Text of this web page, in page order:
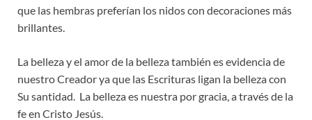
que las hembras preferían los nidos con decoraciones más
brillantes.
La belleza y el amor de la belleza también es evidencia de
nuestro Creador ya que las Escrituras ligan la belleza con
Su santidad. La belleza es nuestra por gracia, a través de la
fe en Cristo Jesús.